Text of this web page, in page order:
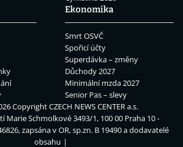
Ekonomika
Smrt OSVČ
Spořicí účty
Superdávka – změny
Důchody 2027
Minimální mzda 2027
Senior Pas – slevy
CopyrightCZECH NEWS CENTER a.s.
Marie Schmolkové 3493/1, 100 00 Praha 10 -
zapsána v OR, sp.zn. B 19490 a dodavatelé
obsahu